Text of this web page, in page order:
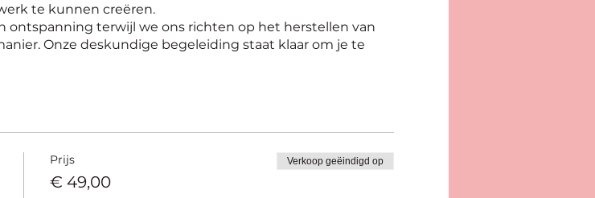
te kunnen creëren.
ontspanning terwijl we ons richten op het herstellen van
Onze deskundige begeleiding staat klaar om je te
omgaan. Door te werken met porselein en het te
die anders verloren zouden gaan.
waarbij we de schoonheid van imperfecties
een waardevol kunstwerk tijdens onze Kintsugi workshop.
inspirerende activiteit. Vanaf 14 jaar.
Prijs
€ 49,00
Verkoop geëindigd op